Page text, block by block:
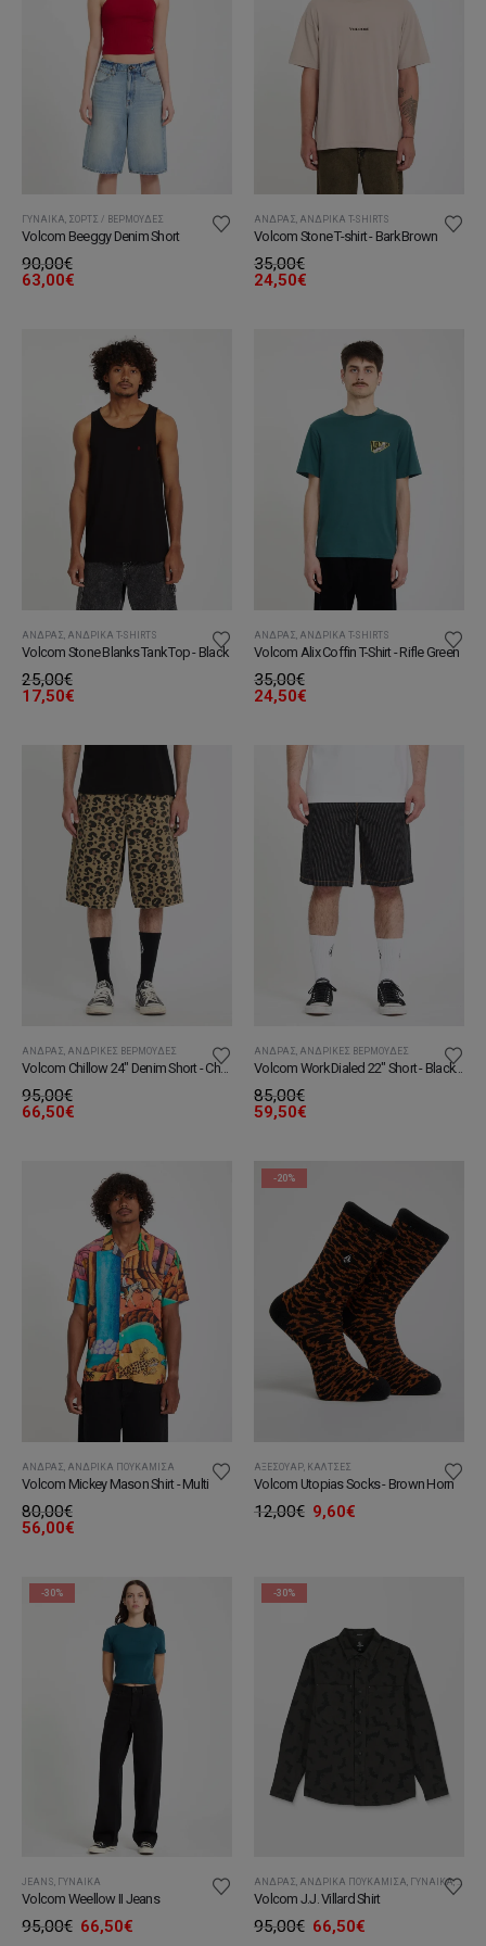
ΓΥΝΑΊΚΑ, ΣΟΡΤΣ / ΒΕΡΜΟΎΔΕΣ
Volcom Beeggy Denim Short
90,00€
63,00€
ΆΝΔΡΑΣ, ΑΝΔΡΙΚΆ T-SHIRTS
Volcom Stone T-shirt - Bark Brown
35,00€
24,50€
ΆΝΔΡΑΣ, ΑΝΔΡΙΚΆ T-SHIRTS
Volcom Stone Blanks Tank Top - Black
25,00€
17,50€
ΆΝΔΡΑΣ, ΑΝΔΡΙΚΆ T-SHIRTS
Volcom Alix Coffin T-Shirt - Rifle Green
35,00€
24,50€
ΆΝΔΡΑΣ ΑΝΔΡΙΚΈΣ ΒΕΡΜΟΎΔΕΣ
Volcom Chillow 24" Denim Short - Cheetah
95,00€
66,50€
ΆΝΔΡΑΣ ΑΝΔΡΙΚΈΣ ΒΕΡΜΟΎΔΕΣ
Volcom Work Dialed 22" Short - Black Stripe
85,00€
59,50€
ΆΝΔΡΑΣ ΑΝΔΡΙΚΆ ΠΟΥΚΆΜΙΣΑ
Volcom Mickey Mason Shirt - Multi
80,00€
56,00€
-20%
ΑΞΕΣΟΥΆΡ ΚΆΛΤΣΕΣ
Volcom Utopias Socks - Brown Horn
12,00€ Original
9,60€Η
-30%
JEANS, ΓΥΝΑΊΚΑ
Volcom Weellow II Jeans
95,00€ Original
66,50€Η
-30%
ΆΝΔΡΑΣ, ΑΝΔΡΙΚΆ ΠΟΥΚΆΜΙΣΑ, ΓΥΝΑΊΚΑ,
Volcom J.J. Villard Shirt
95,00€ Original
66,50€Η